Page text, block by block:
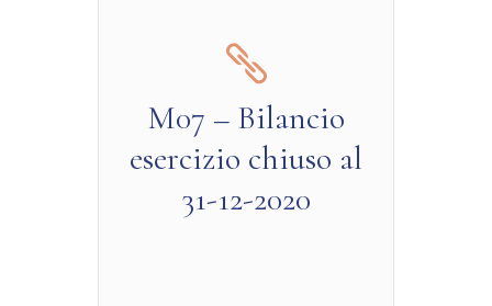
M07 – Bilancio
esercizio chiuso al
31-12-2020